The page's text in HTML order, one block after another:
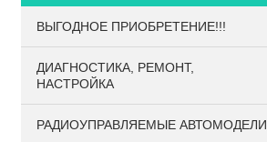
ВЫГОДНОЕ ПРИОБРЕТЕНИЕ!!!
ДИАГНОСТИКА, РЕМОНТ,
НАСТРОЙКА
РАДИОУПРАВЛЯЕМЫЕ АВТОМОДЕЛИ